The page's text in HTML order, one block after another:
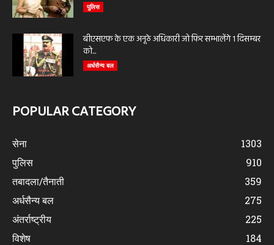
पुलिस
बीएसएफ के एक अनूठे अधिकारी जो फिर सम्भालेंगे 1 दिसम्बर
को...
अर्धसैन्य बल
POPULAR CATEGORY
सेना
1303
पुलिस
910
तबादला/तैनाती
359
अर्धसैन्य बल
275
अंतर्राष्ट्रीय
225
विशेष
184